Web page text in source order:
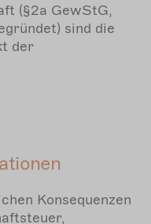
(§2a GewStG,
sind die
der
Konsequenzen